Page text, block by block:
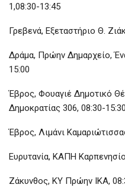
1,08:30-13:45
Γρεβενά, Εξεταστήριο Θ.
Δράμα, Πρώην Δημαρχείο,
15:00
Έβρος, Φουαγιέ Δημοτικό
Δημοκρατίας 306, 08:30-15:30
Έβρος, Λιμάνι
Ευρυτανία, ΚΑΠΗ
Ζάκυνθος, ΚΥ Πρώην ΙΚΑ,